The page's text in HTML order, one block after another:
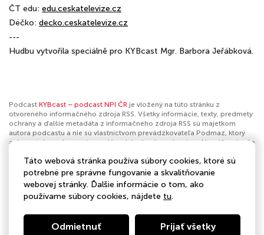
ČT edu: edu.ceskatelevize.cz
Déčko: decko.ceskatelevize.cz
---
Hudbu vytvořila speciálně pro KYBcast Mgr. Barbora Jeřábková.
Podcast KYBcast – podcast NPI ČR je vložený na túto stránku z
otvoreného informačného zdroja RSS. Všetky informácie, texty, predmety
ochrany a ďalšie metadáta z informačného zdroja RSS sú majetkom
autora podcastu a nie sú vlastníctvom prevádzkovateľa Podmaz, ktorý
ani nevytvára ani nezodpovedá za ich obsah podcastov. Ak máš za to, že
nahlásiť obsah. Ak je toto tvoj podcast a chceš získať kontrolu nad týmto
profilomklikni sem.
Autor:Národní pedagogický institut České republiky
Kategórie: Vzdelávanie
Táto webová stránka používa súbory cookies, ktoré sú
potrebné pre správne fungovanie a skvalitňovanie
webovej stránky. Ďalšie informácie o tom, ako
používame súbory cookies, nájdete tu.
Odmietnuť Prijať všetky